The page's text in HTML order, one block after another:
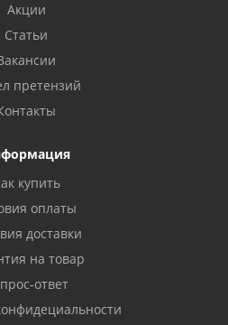
Акции
Статьи
претензий
купить
оплаты
доставки
на товар
ответ